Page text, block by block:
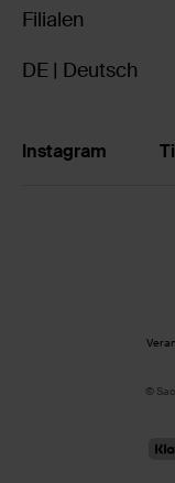
Filialen
DE | Deutsch
Instagram
©